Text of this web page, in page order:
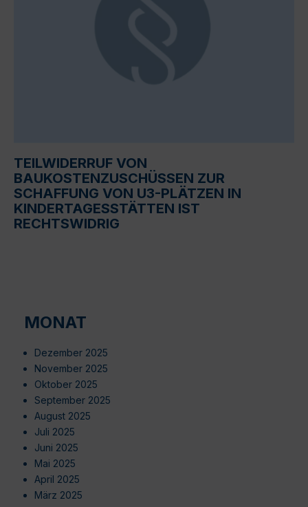
TEILWIDERRUF VON
BAUKOSTENZUSCHÜSSEN ZUR
SCHAFFUNG VON U3-PLÄTZEN IN
KINDERTAGESSTÄTTEN IST
RECHTSWIDRIG
MONAT
Dezember 2025
November 2025
Oktober 2025
September 2025
August 2025
Juli 2025
Juni 2025
Mai 2025
April 2025
März 2025